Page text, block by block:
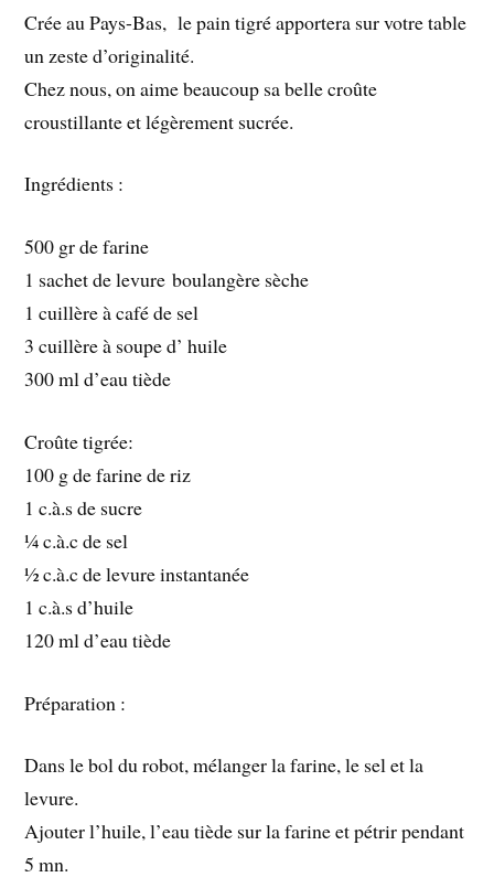
Crée au Pays-Bas, le pain tigré apportera sur votre table
un zeste d’originalité.
Chez nous, on aime beaucoup sa belle croûte
croustillante et légèrement sucrée.
Ingrédients :
500 gr de farine
1 sachet de levure boulangère sèche
1 cuillère à café de sel
3 cuillère à soupe d’ huile
300 ml d’eau tiède
Croûte tigrée:
100 g de farine de riz
1 c.à.s de sucre
¼ c.à.c de sel
½ c.à.c de levure instantanée
1 c.à.s d’huile
120 ml d’eau tiède
Préparation :
Dans le bol du robot, mélanger la farine, le sel et la
levure.
Ajouter l’huile, l’eau tiède sur la farine et pétrir pendant
5 mn.